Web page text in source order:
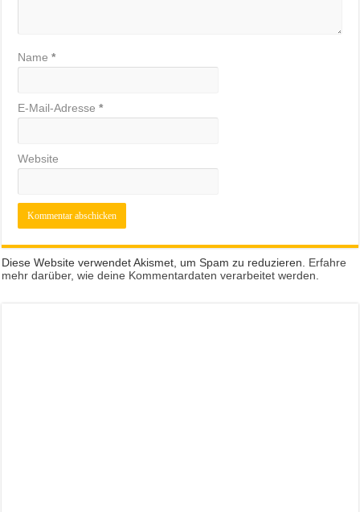
Name*
E-Mail-Adresse*
Website
Diese Website verwendet Akismet, um Spam zu reduzieren. Erfahre
mehr darüber, wie deine Kommentardaten verarbeitet werden